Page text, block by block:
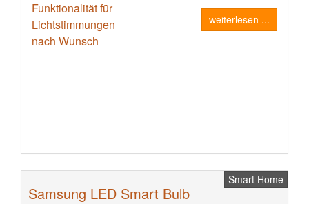
weiterlesen ...
Smart Home
Samsung LED Smart Bulb